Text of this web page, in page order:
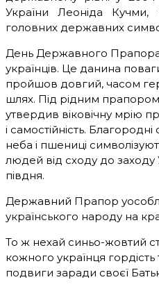
України Леоніда
головних державних
День Державного Прапора
українців. Це данина
пройшов довгий, часом
шлях. Під рідним
утвердив віковічну мрію
і самостійність.
неба і пшениці
людей від сходу до заходу
півдня.
Державний Прапор
українського народу на
То ж нехай синьо-жовтий
кожного українця гордість
подвиги заради своєї